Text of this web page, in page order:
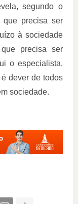
segundo o
que precisa ser
à sociedade
precisa ser
o especialista.
dever de todos
sociedade.